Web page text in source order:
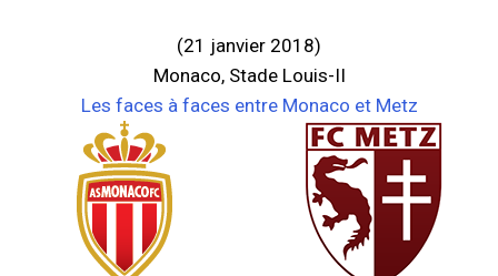
(21 janvier 2018)
Monaco, Stade Louis-II
Les faces à faces entre Monaco et Metz